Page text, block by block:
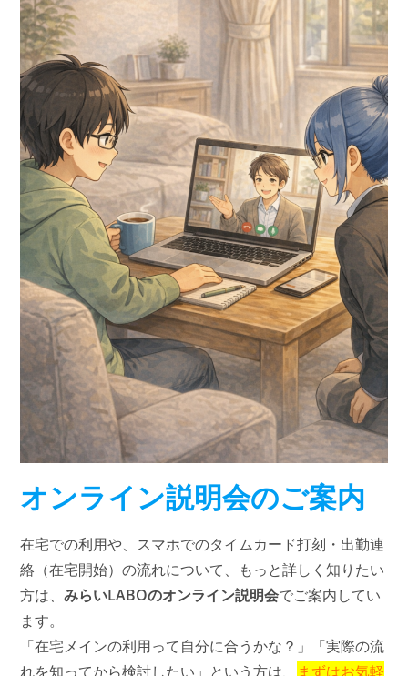
オンライン説明会のご案内
在宅での利用や、スマホでのタイムカード打刻・出勤連
絡（在宅開始）の流れについて、もっと詳しく知りたい
方は、みらいLABOのオンライン説明会でご案内してい
ます。
「在宅メインの利用って自分に合うかな？」「実際の流
れを知ってから検討したい」という方は、
まずはお気軽